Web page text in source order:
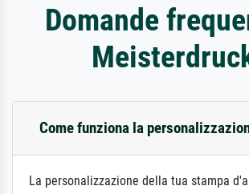
Domande
Come funziona la
La personalizzazione della tua stampa